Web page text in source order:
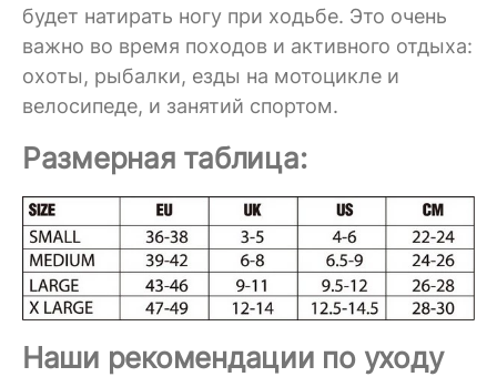
будет натирать ногу при ходьбе. Это очень
важно во время походов и активного отдыха:
охоты, рыбалки, езды на мотоцикле и
велосипеде, и занятий спортом.
Размерная таблица:
Наши рекомендации по уходу